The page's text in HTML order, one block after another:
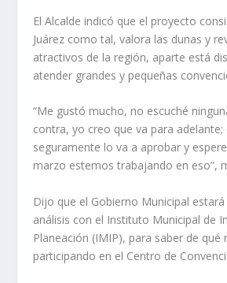
El Alcalde indicó que el proyecto
Juárez como tal, valora las dunas y
atractivos de la región, aparte está
atender grandes y pequeñas
“Me gustó mucho, no escuché
contra, yo creo que va para adelante;
seguramente lo va a aprobar y
marzo estemos trabajando en eso”,
Dijo que el Gobierno Municipal
análisis con el Instituto Municipal de
Planeación (IMIP), para saber de qué
participando en el Centro de